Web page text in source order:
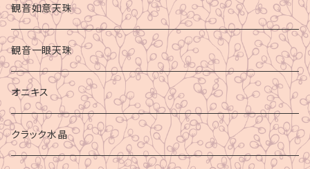
観音如意天珠
観音一眼天珠
オニキス
クラック水晶